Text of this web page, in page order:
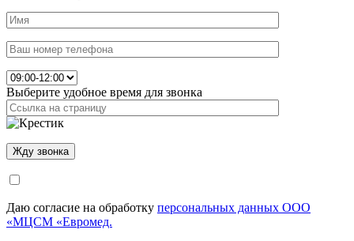
Выберите удобное время для звонка
Даю согласие на обработку персональных данных ООО
«МЦСМ «Евромед.